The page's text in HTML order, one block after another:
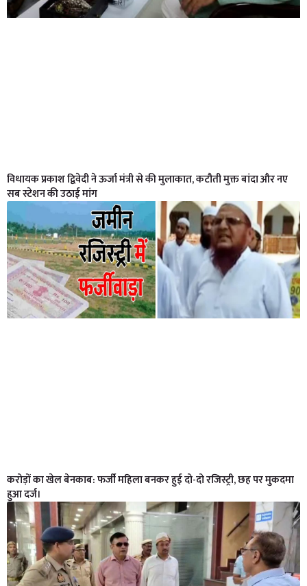
विधायक प्रकाश द्विवेदी ने ऊर्जा मंत्री से की मुलाकात, कटौती मुक्त बांदा और नए
सब स्टेशन की उठाई मांग
करोड़ों का खेल बेनकाब: फर्जी महिला बनकर हुई दो-दो रजिस्ट्री, छह पर मुकदमा
हुआ दर्ज।